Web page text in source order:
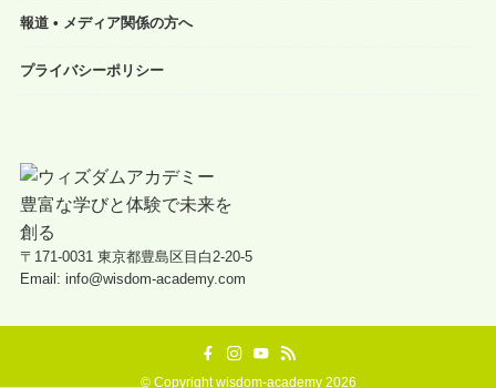
報道 • メディア関係の方へ
プライバシーポリシー
〒171-0031 東京都豊島区目白2-20-5
Email: info@wisdom-academy.com
©Copyright wisdom-academy 2026